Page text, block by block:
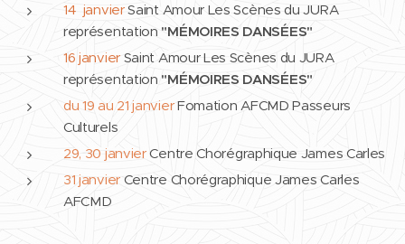
14 janvierSaint Amour Les Scènes du JURA
représentation "MÉMOIRES DANSÉES"
16 janvierSaint Amour Les Scènes du JURA
représentation "MÉMOIRES DANSÉES"
du 19 au 21 janvierFomation AFCMD Passeurs
Culturels
29, 30 janvierCentre Chorégraphique James Carles
31 janvier Centre Chorégraphique James Carles
AFCMD